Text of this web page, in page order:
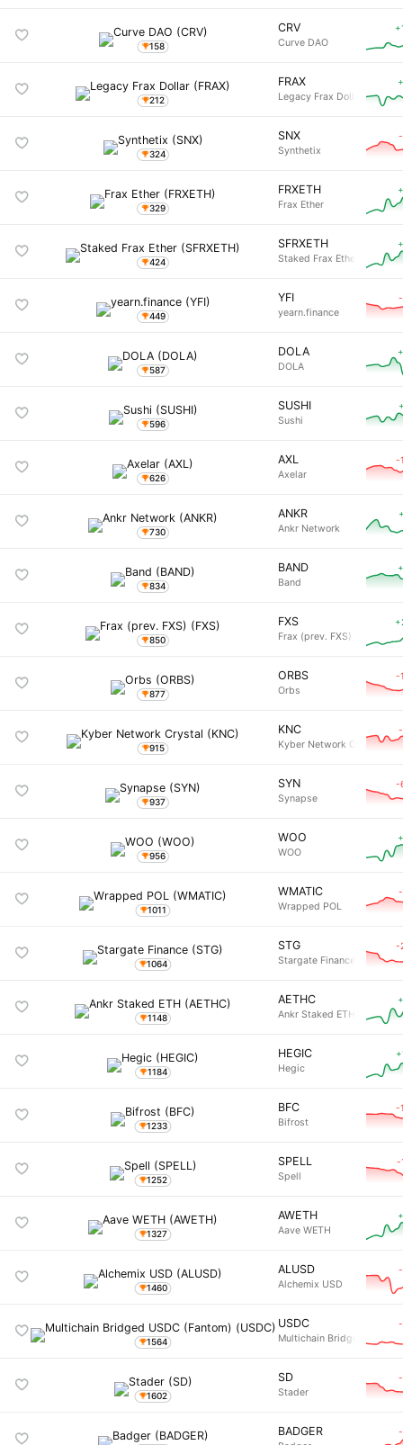
158
CRV
Curve DAO
212
FRAX
Legacy Frax Dollar
324
SNX
Synthetix
-
329
FRXETH
Frax Ether
424
SFRXETH
Staked Frax Ether
449
YFI
yearn.finance
587
DOLA
DOLA
596
SUSHI
Sushi
626
AXL
Axelar
-
730
ANKR
Ankr Network
834
BAND
Band
850
FXS
Frax (prev. FXS)
877
ORBS
Orbs
-
915
KNC
Kyber Network Crystal
937
SYN
Synapse
-
956
WOO
WOO
1011
WMATIC
Wrapped POL
1064
STG
Stargate Finance
-
1148
AETHC
Ankr Staked ETH
1184
HEGIC
Hegic
1233
BFC
Bifrost
-
1252
SPELL
Spell
-
1327
AWETH
Aave WETH
1460
ALUSD
Alchemix USD
-
1564
USDC
Multichain Bridged USDC
1602
SD
Stader
-
BADGER -